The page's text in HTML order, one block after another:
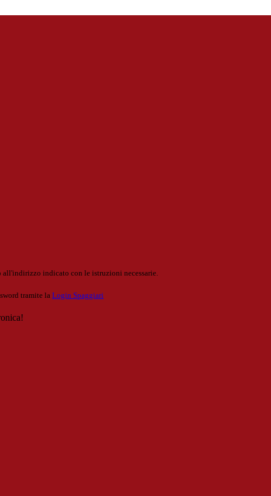
all'indirizzo indicato con le istruzioni necessarie.
tramite la Login Spaggiari